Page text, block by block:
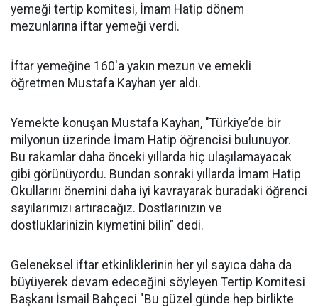
yemeği tertip komitesi, İmam Hatip dönem
mezunlarına iftar yemeği verdi.
İftar yemeğine 160'a yakın mezun ve emekli
öğretmen Mustafa Kayhan yer aldı.
Yemekte konuşan Mustafa Kayhan, "Türkiye’de bir
milyonun üzerinde İmam Hatip öğrencisi bulunuyor.
Bu rakamlar daha önceki yıllarda hiç ulaşılamayacak
gibi görünüyordu. Bundan sonraki yıllarda İmam Hatip
Okullarını önemini daha iyi kavrayarak buradaki öğrenci
sayılarımızı artıracağız. Dostlarınızın ve
dostluklarinizin kıymetini bilin” dedi.
Geleneksel iftar etkinliklerinin her yıl sayıca daha da
büyüyerek devam edeceğini söyleyen Tertip Komitesi
Başkanı İsmail Bahçeci "Bu güzel günde hep birlikte